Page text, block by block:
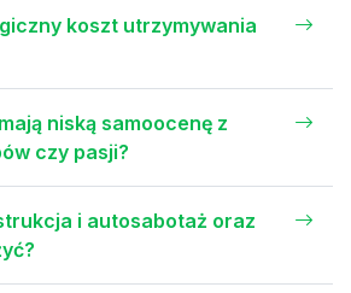
koszt utrzymywania
niską samoocenę z
czy pasji?
i autosabotaż oraz